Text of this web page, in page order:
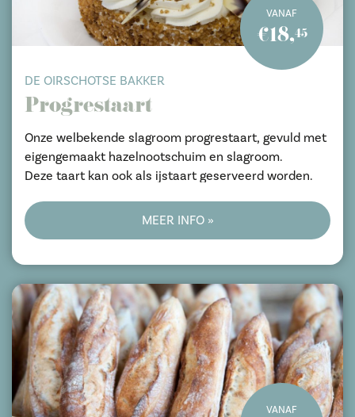
VANAF
€18,45
DE OIRSCHOTSE BAKKER
Progrestaart
Onze welbekende slagroom progrestaart, gevuld met
eigengemaakt hazelnootschuim en slagroom.
Deze taart kan ook als ijstaart geserveerd worden.
MEER INFO »
VANAF